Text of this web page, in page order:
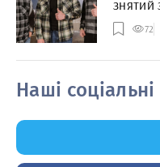
знятий
72
Наші